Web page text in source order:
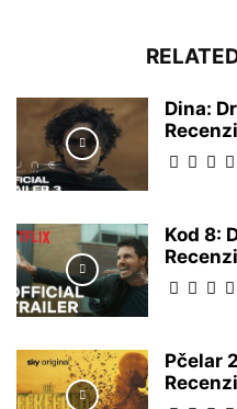
Dina:
Kod 8:
Pčelar